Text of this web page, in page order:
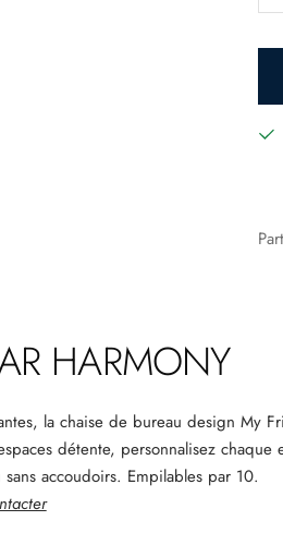
HARMONY
la chaise de bureau design My
détente, personnalisez chaque
sans accoudoirs. Empilables par 10.